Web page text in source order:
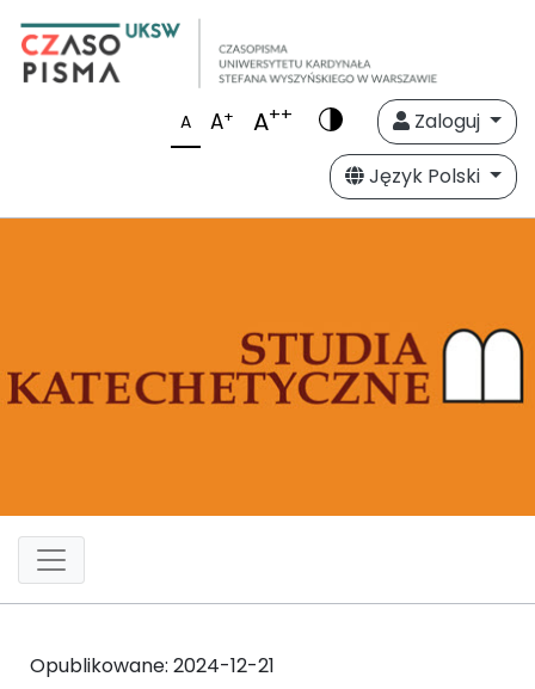
A A+ A++
Zaloguj
Język Polski
Opublikowane: 2024-12-21